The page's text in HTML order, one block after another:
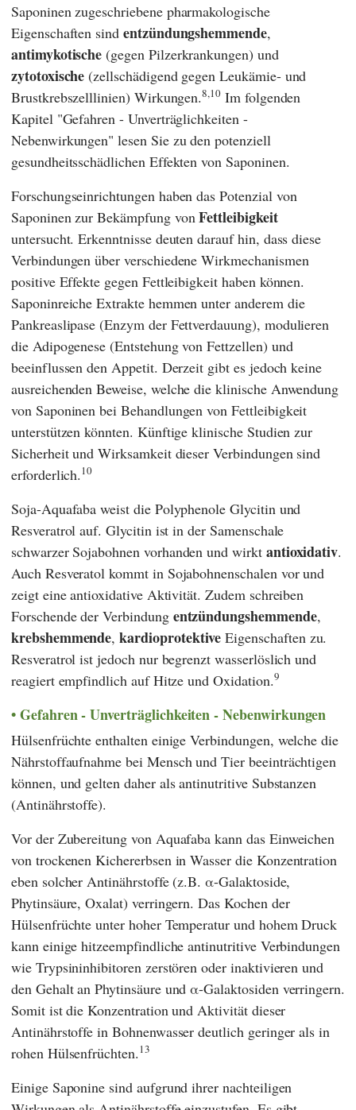
Saponinen zugeschriebene pharmakologische
Eigenschaften sind entzündungshemmende,
antimykotische(gegen Pilzerkrankungen) und
zytotoxische(zellschädigend gegen Leukämie- und
Brustkrebszelllinien) Wirkungen.8,10 Im folgenden
Kapitel "Gefahren - Unverträglichkeiten -
Nebenwirkungen" lesen Sie zu den potenziell
gesundheitsschädlichen Effekten von Saponinen.
Forschungseinrichtungen haben das Potenzial von
Saponinen zur Bekämpfung vonFettleibigkeit
untersucht. Erkenntnisse deuten darauf hin, dass diese
Verbindungen über verschiedene Wirkmechanismen
positive Effekte gegen Fettleibigkeit haben können.
Saponinreiche Extrakte hemmen unter anderem die
Pankreaslipase (Enzym der Fettverdauung), modulieren
die Adipogenese (Entstehung von Fettzellen) und
beeinflussen den Appetit. Derzeit gibt es jedoch keine
ausreichenden Beweise, welche die klinische Anwendung
von Saponinen bei Behandlungen von Fettleibigkeit
unterstützen könnten. Künftige klinische Studien zur
Sicherheit und Wirksamkeit dieser Verbindungen sind
erforderlich.10
Soja-Aquafaba weist die Polyphenole Glycitin und
Resveratrol auf. Glycitin ist in der Samenschale
schwarzer Sojabohnen vorhanden und wirkt antioxidativ.
Auch Resveratol kommt in Sojabohnenschalen vor und
zeigt eine antioxidative Aktivität. Zudem schreiben
Forschende der Verbindung entzündungshemmende,
krebshemmende,kardioprotektiveEigenschaften zu.
Resveratrol ist jedoch nur begrenzt wasserlöslich und
reagiert empfindlich auf Hitze und Oxidation.9
Gefahren - Unverträglichkeiten - Nebenwirkungen
Hülsenfrüchte enthalten einige Verbindungen, welche die
Nährstoffaufnahme bei Mensch und Tier beeinträchtigen
können, und gelten daher als antinutritive Substanzen
(Antinährstoffe).
Vor der Zubereitung von Aquafaba kann das Einweichen
von trockenen Kichererbsen in Wasser die Konzentration
eben solcher Antinährstoffe (z.B. α-Galaktoside,
Phytinsäure, Oxalat) verringern. Das Kochen der
Hülsenfrüchte unter hoher Temperatur und hohem Druck
kann einige hitzeempfindliche antinutritive Verbindungen
wie Trypsininhibitoren zerstören oder inaktivieren und
den Gehalt an Phytinsäure und α-Galaktosiden verringern.
Somit ist die Konzentration und Aktivität dieser
Antinährstoffe in Bohnenwasser deutlich geringer als in
rohen Hülsenfrüchten.13
Einige Saponine sind aufgrund ihrer nachteiligen